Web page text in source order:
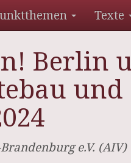
Texte
Berlin
e.V. (AIV)